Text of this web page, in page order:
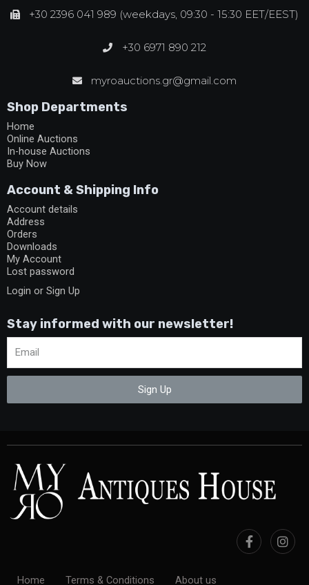
+30 2396 041 989 (weekdays, 09:30 - 15:30 EET/EEST)
+30 6971 890 212
myroauctions.gr@gmail.com
Shop Departments
Home
Online Auctions
In-house Auctions
Buy Now
Account & Shipping Info
Account details
Address
Orders
Downloads
My Account
Lost password
Login or Sign Up
Stay informed with our newsletter!
Sign Up
Home Terms & Conditions About us